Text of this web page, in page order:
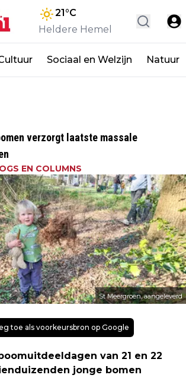
21°C
Heldere Hemel
Sociaal en Welzijn Natuur
verzorgt laatste massale
EN COLUMNS
St Meergroen, aangeleverd
toe als voorkeursbron op Google
van 21 en 22
jonge bomen